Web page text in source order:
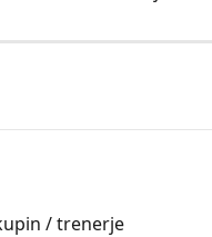
/ trenerje